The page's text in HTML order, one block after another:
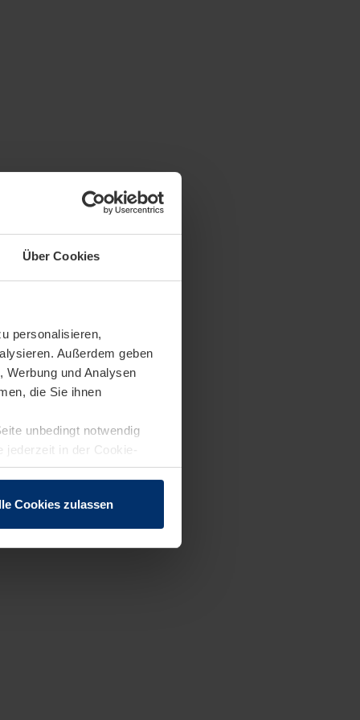
Über Cookies
personalisieren,
Außerdem geben
und Analysen
die Sie ihnen
unbedingt notwendig
in der Cookie-
Cookies zulassen